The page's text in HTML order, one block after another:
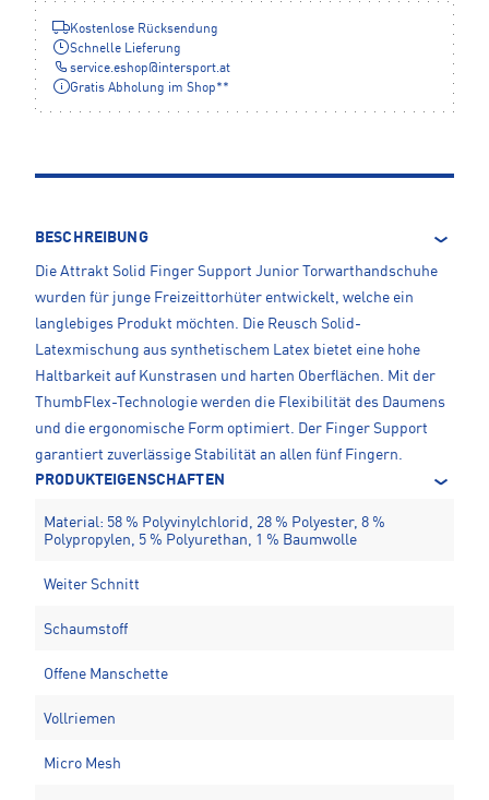
Kostenlose Rücksendung
Schnelle Lieferung
service.eshop@intersport.at
Gratis Abholung im Shop**
BESCHREIBUNG
Die Attrakt Solid Finger Support Junior Torwarthandschuhe
wurden für junge Freizeittorhüter entwickelt, welche ein
langlebiges Produkt möchten. Die Reusch Solid-
Latexmischung aus synthetischem Latex bietet eine hohe
Haltbarkeit auf Kunstrasen und harten Oberflächen. Mit der
ThumbFlex-Technologie werden die Flexibilität des Daumens
und die ergonomische Form optimiert. Der Finger Support
garantiert zuverlässige Stabilität an allen fünf Fingern.
PRODUKTEIGENSCHAFTEN
Material: 58 % Polyvinylchlorid, 28 % Polyester, 8 %
Polypropylen, 5 % Polyurethan, 1 % Baumwolle
Weiter Schnitt
Schaumstoff
Offene Manschette
Vollriemen
Micro Mesh